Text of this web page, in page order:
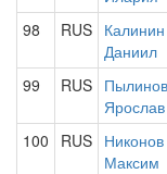
98 RUS Калинин
Даниил
99 RUS Пылинов
Ярослав
100 RUS Никонов
Максим